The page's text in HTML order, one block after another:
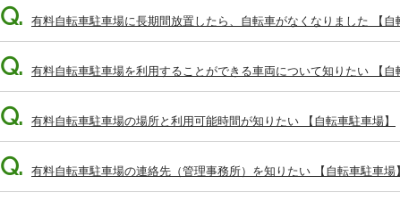
Q. 有料自転車駐車場に長期間放置したら、自転車がなくなりました 【自
Q. 有料自転車駐車場を利用することができる車両について知りたい 【自
Q. 有料自転車駐車場の場所と利用可能時間が知りたい 【自転車駐車場】
Q. 有料自転車駐車場の連絡先（管理事務所）を知りたい 【自転車駐車場】